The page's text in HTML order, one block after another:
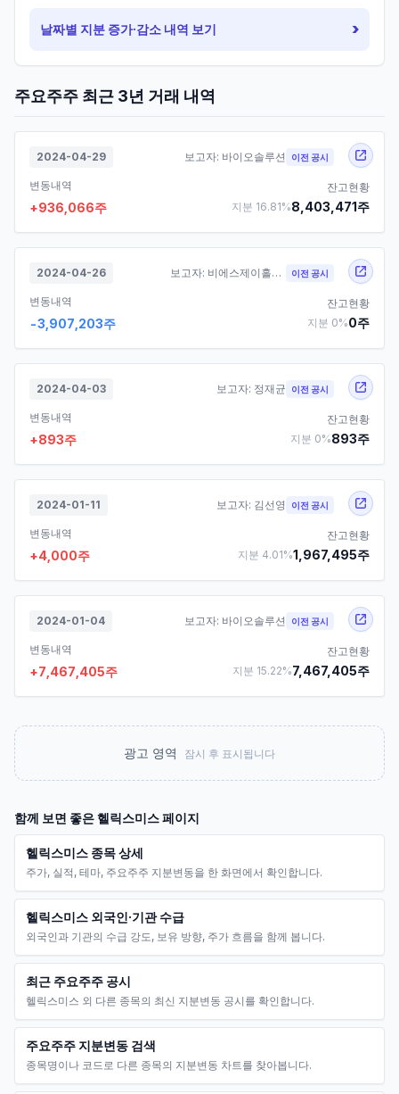
날짜별 지분 증가·감소 내역 보기 ›
주요주주 최근 3년 거래 내역
2024-04-29 보고자: 바이오솔루션 이전 공시
변동내역
+936,066주
잔고현황
지분 16.81%8,403,471주
2024-04-26 보고자: 비에스제이홀딩스 이전 공시
변동내역
-3,907,203주
잔고현황
지분 0%0주
2024-04-03 보고자: 정재균 이전 공시
변동내역
+893주
잔고현황
지분 0%893주
2024-01-11 보고자: 김선영 이전 공시
변동내역
+4,000주
잔고현황
지분 4.01%1,967,495주
2024-01-04 보고자: 바이오솔루션 이전 공시
변동내역
+7,467,405주
잔고현황
지분 15.22%7,467,405주
광고 영역 잠시 후 표시됩니다
함께 보면 좋은헬릭스미스페이지
헬릭스미스 종목 상세
주가, 실적, 테마, 주요주주 지분변동을 한 화면에서 확인합니다.
헬릭스미스 외국인·기관 수급
외국인과 기관의 수급 강도, 보유 방향, 주가 흐름을 함께 봅니다.
최근 주요주주 공시
헬릭스미스 외 다른 종목의 최신 지분변동 공시를 확인합니다.
주요주주 지분변동 검색
종목명이나 코드로 다른 종목의 지분변동 차트를 찾아봅니다.